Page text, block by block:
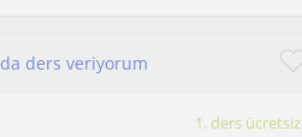
ders veriyorum
1. ders ücretsiz